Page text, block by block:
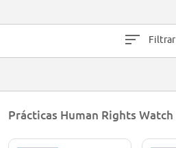
million in 2014,[5] and $75.5 million in 2017.
Filtrar
Prácticas Human Rights Watch